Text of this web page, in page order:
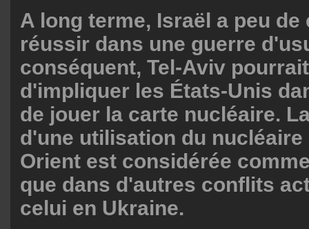
A long terme, Israël a peu de
réussir dans une guerre
conséquent, Tel-Aviv
d'impliquer les États-Unis
de jouer la carte nucléaire.
d'une utilisation du nucléaire
Orient est considérée
que dans d'autres conflits
celui en Ukraine.